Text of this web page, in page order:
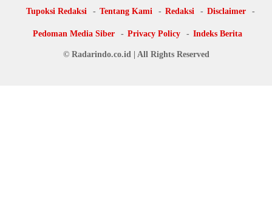
Tupoksi Redaksi Tentang Kami Redaksi Disclaimer
Pedoman Media Siber Privacy Policy Indeks Berita
© Radarindo.co.id | All Rights Reserved